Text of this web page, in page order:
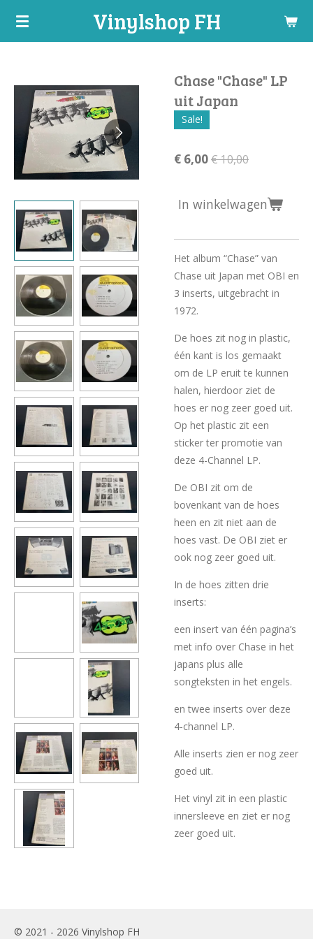
Ga
hoofdinhoud
Vinylshop FH
Chase "Chase" LP
uit Japan
Sale!
€ 6,00€ 10,00
In winkelwagen
Het album “Chase” van
Chase uit Japan met OBI en
3 inserts, uitgebracht in
1972.
De hoes zit nog in plastic,
één kant is los gemaakt
om de LP eruit te kunnen
halen, hierdoor ziet de
hoes er nog zeer goed uit.
Op het plastic zit een
sticker ter promotie van
deze 4-Channel LP.
De OBI zit om de
bovenkant van de hoes
heen en zit niet aan de
hoes vast. De OBI ziet er
ook nog zeer goed uit.
In de hoes zitten drie
inserts:
een insert van één pagina’s
met info over Chase in het
japans plus alle
songteksten in het engels.
en twee inserts over deze
4-channel LP.
Alle inserts zien er nog zeer
goed uit.
Het vinyl zit in een plastic
innersleeve en ziet er nog
zeer goed uit.
© 2021 - 2026 Vinylshop FH